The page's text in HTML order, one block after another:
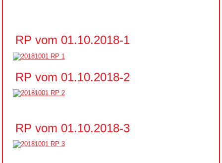
RP vom 01.10.2018-1
RP vom 01.10.2018-2
RP vom 01.10.2018-3